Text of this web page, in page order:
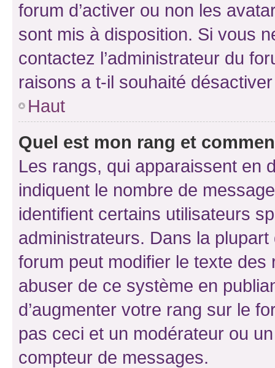
forum d’activer ou non les
sont mis à disposition. Si vous
contactez l’administrateur du
raisons a t-il souhaité
Haut
Quel est mon rang et
Les rangs, qui apparaissent en
indiquent le nombre de
identifient certains utilisateurs
administrateurs. Dans la
forum peut modifier le texte
abuser de ce système en
d’augmenter votre rang sur le
pas ceci et un modérateur ou
compteur de messages.